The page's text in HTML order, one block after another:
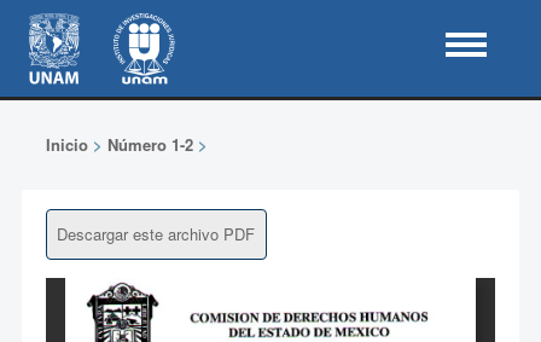
Inicio> Número 1-2>
Descargar este archivo PDF